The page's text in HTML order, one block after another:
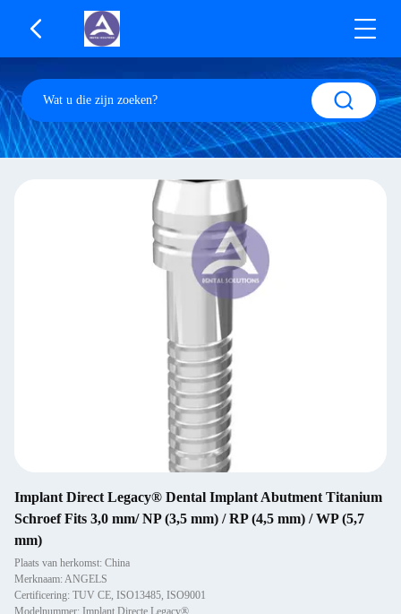
Implant Direct Legacy® Dental Implant Abutment Titanium
Schroef Fits 3,0 mm/ NP (3,5 mm) / RP (4,5 mm) / WP (5,7
mm)
Plaats van herkomst: China
Merknaam: ANGELS
Certificering: TUV CE, ISO13485, ISO9001
Modelnummer: Implant Directe Legacy®